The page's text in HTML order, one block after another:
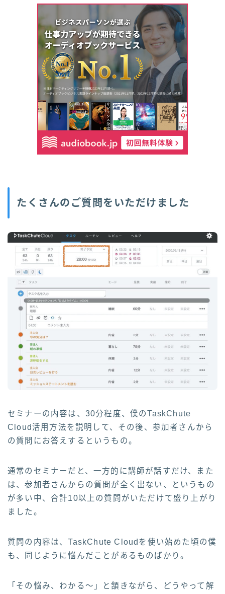
たくさんのご質問をいただけました
セミナーの内容は、30分程度、僕のTaskChute
Cloud活用方法を説明して、その後、参加者さんから
の質問にお答えするというもの。
通常のセミナーだと、一方的に講師が話すだけ、また
は、参加者さんからの質問が全く出ない、というもの
が多い中、合計10以上の質問がいただけて盛り上がり
ました。
質問の内容は、TaskChute Cloudを使い始めた頃の僕
も、同じように悩んだことがあるものばかり。
「その悩み、わかる〜」と頷きながら、どうやって解